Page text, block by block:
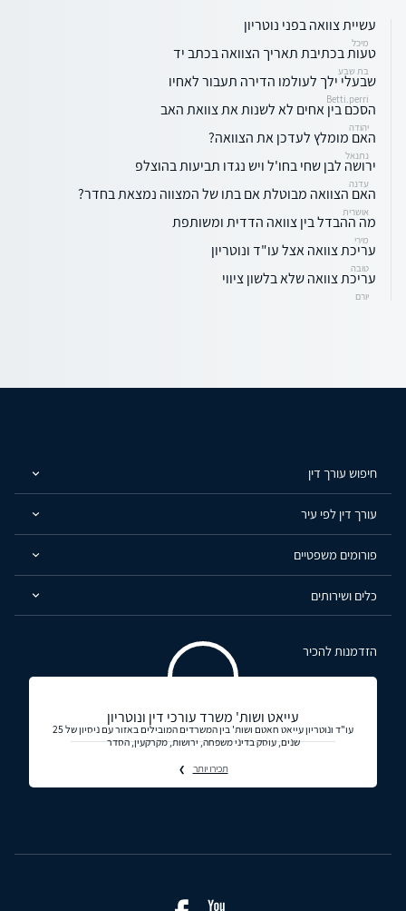
עשיית צוואה בפני נוטריון
מיכל
טעות בכתיבת תאריך הצוואה בכתב יד
בת שבע
שבעלי ילך לעולמו הדירה תעבור לאחיו
Betti.perri
הסכם בין אחים לא לשנות את צוואת האב
יהודה
האם מומלץ לעדכן את הצוואה?
נתנאל
ירושה לבן שחי בחו'ל ויש נגדו תביעות בהוצלפ
עדנה
האם הצוואה מבוטלת אם בתו של המצווה נמצאת בחדר?
אושרית
מה ההבדל בין צוואה הדדית ומשותפת
מירי
עריכת צוואה אצל עו"ד ונוטריון
טובה
עריכת צוואה שלא בלשון ציווי
יורם
חיפוש עורך דין
עורך דין לפי עיר
פורומים משפטיים
כלים ושירותים
הזדמנות להכיר
עייאט ושות' משרד עורכי דין ונוטריון
עו"ד ונוטריון עייאט חאטם ושות' בין המשרדים המובילים באזור עם ניסיון של 25
שנים, עוסק בדיני משפחה, ירושות, מקרקעין, הסדר
תכירו יותר